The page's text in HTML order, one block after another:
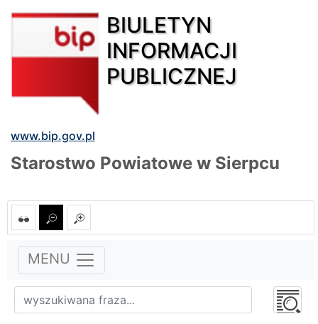
BIULETYN
INFORMACJI
PUBLICZNEJ
www.bip.gov.pl
Starostwo Powiatowe w Sierpcu
MENU